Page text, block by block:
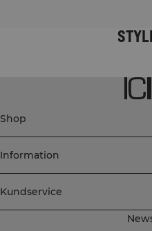
Shop
Information
Kundservice